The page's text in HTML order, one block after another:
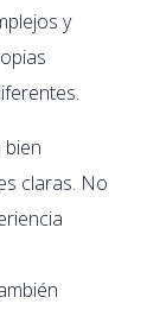
y
claras. No